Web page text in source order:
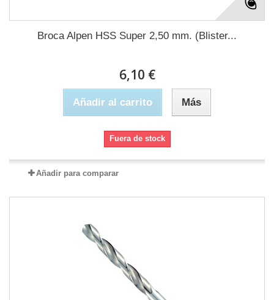
Broca Alpen HSS Super 2,50 mm. (Blister...
6,10 €
Añadir al carrito Más
Fuera de stock
Añadir para comparar